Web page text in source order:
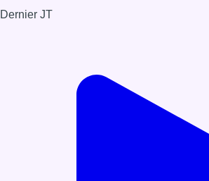
Dernier JT